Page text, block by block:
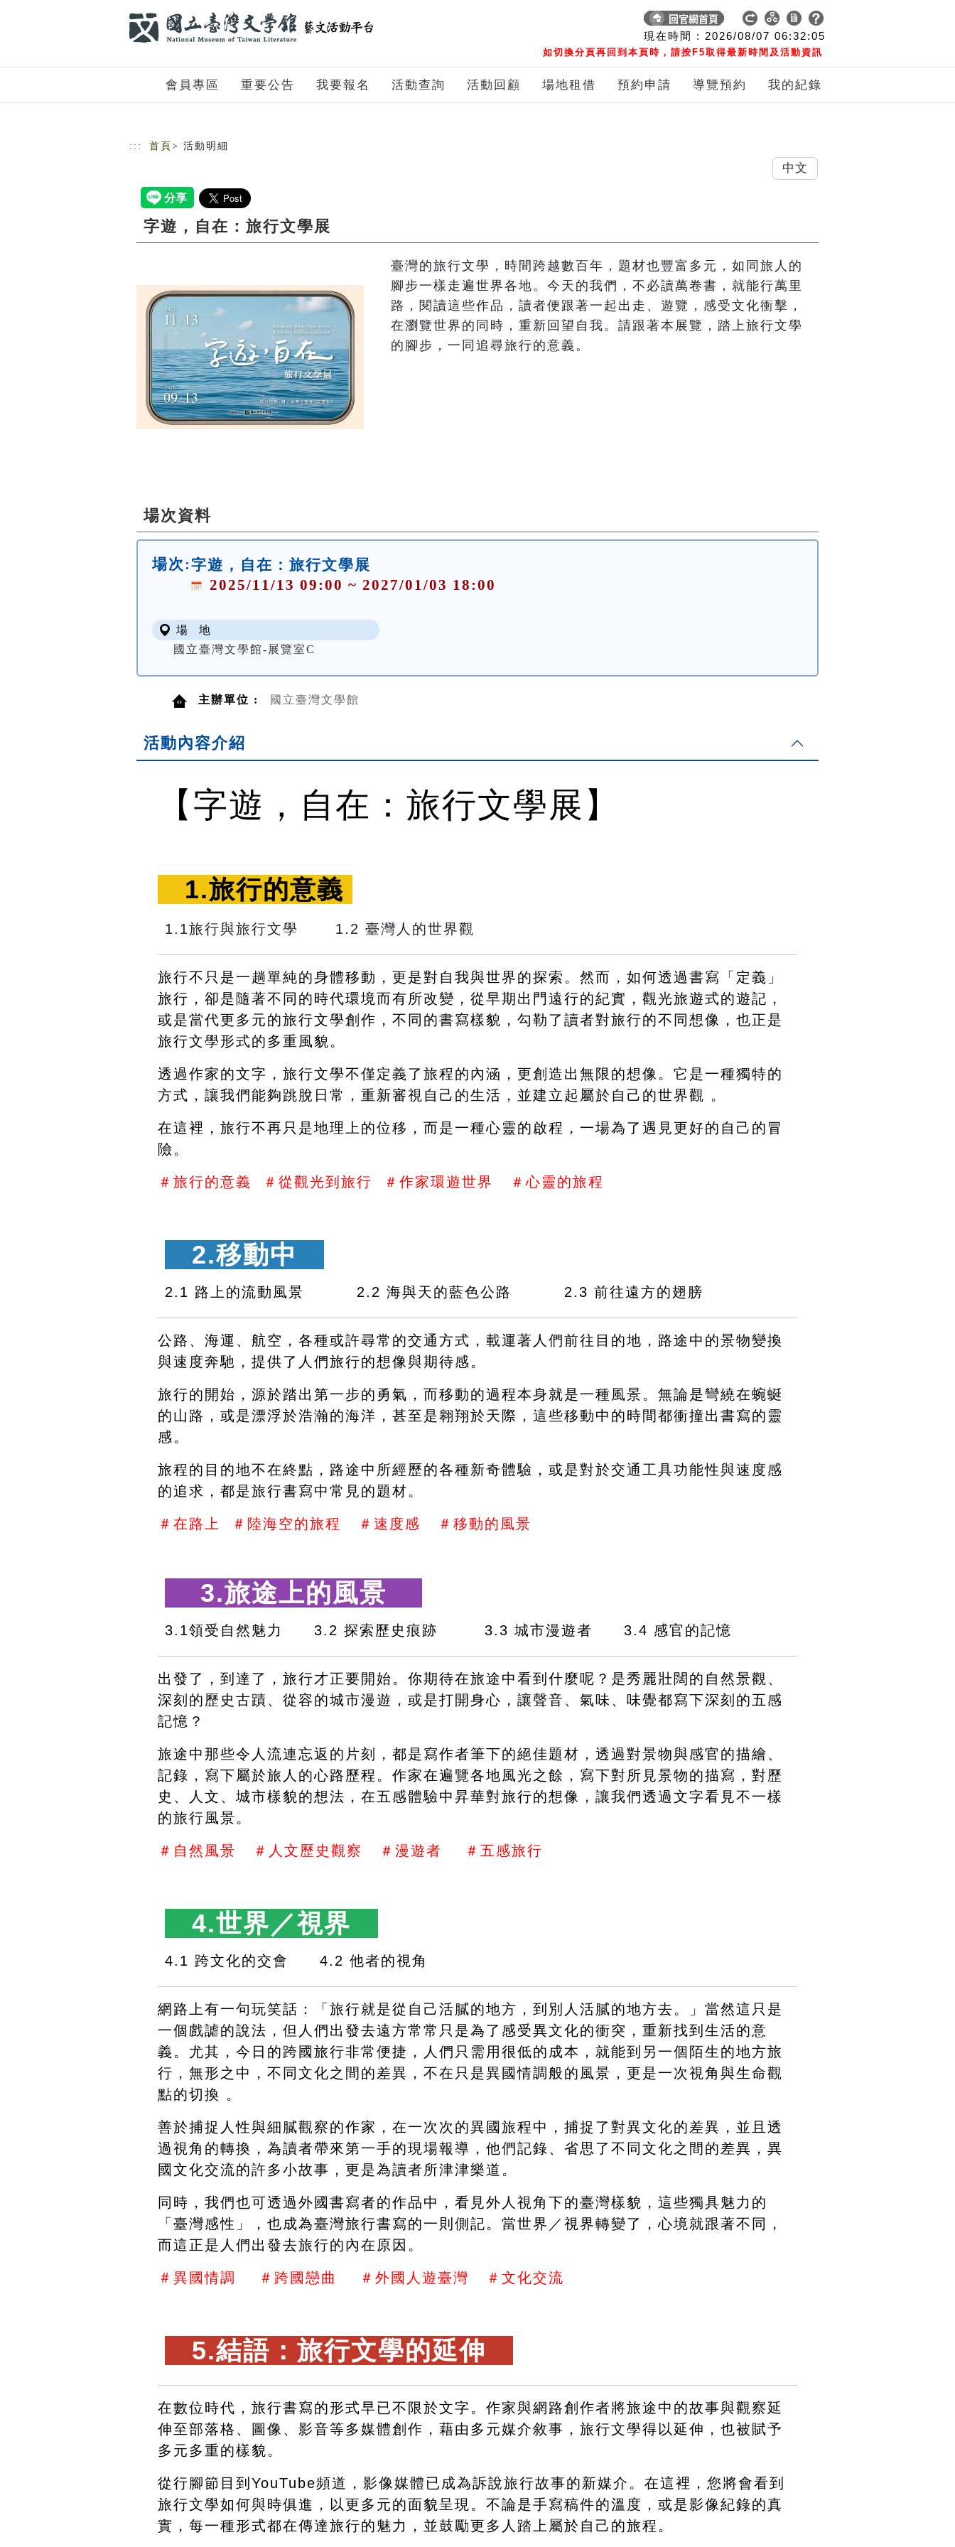
現在時間 : 2026/08/07 06:32:06
如切換分頁再回到本頁時，請按F5取得最新時間及活動資訊
會員專區 重要公告 我要報名 活動查詢 活動回顧 場地租借 預約申請 導覽預約 我的紀錄
::: 首頁 > 活動明細
字遊，自在：旅行文學展
臺灣的旅行文學，時間跨越數百年，題材也豐富多元，如同旅人的
腳步一樣走遍世界各地。今天的我們，不必讀萬卷書，就能行萬里
路，閱讀這些作品，讀者便跟著一起出走、遊覽，感受文化衝擊，
在瀏覽世界的同時，重新回望自我。請跟著本展覽，踏上旅行文學
場次資料
場次:字遊，自在：旅行文學展
2025/11/13 09:00 ~ 2027/01/03 18:00
場 地
國立臺灣文學館-展覽室C
主辦單位 : 國立臺灣文學館
活動內容介紹
【字遊，自在：旅行文學展】
1.旅行的意義
1.1旅行與旅行文學　　 1.2 臺灣人的世界觀
旅行不只是一趟單純的身體移動，更是對自我與世界的探索。然而，如何透過書寫「定義」
旅行，卻是隨著不同的時代環境而有所改變，從早期出門遠行的紀實，觀光旅遊式的遊記，
或是當代更多元的旅行文學創作，不同的書寫樣貌，勾勒了讀者對旅行的不同想像，也正是
旅行文學形式的多重風貌。
透過作家的文字，旅行文學不僅定義了旅程的內涵，更創造出無限的想像。它是一種獨特的
方式，讓我們能夠跳脫日常，重新審視自己的生活，並建立起屬於自己的世界觀 。
在這裡，旅行不再只是地理上的位移，而是一種心靈的啟程，一場為了遇見更好的自己的冒
險。
＃旅行的意義  ＃從觀光到旅行  ＃作家環遊世界   ＃心靈的旅程
2.移動中
2.1 路上的流動風景 　　　2.2 海與天的藍色公路 　　　2.3 前往遠方的翅膀
公路、海運、航空，各種或許尋常的交通方式，載運著人們前往目的地，路途中的景物變換
與速度奔馳，提供了人們旅行的想像與期待感。
旅行的開始，源於踏出第一步的勇氣，而移動的過程本身就是一種風景。無論是彎繞在蜿蜒
的山路，或是漂浮於浩瀚的海洋，甚至是翱翔於天際，這些移動中的時間都衝撞出書寫的靈
感。
旅程的目的地不在終點，路途中所經歷的各種新奇體驗，或是對於交通工具功能性與速度感
的追求，都是旅行書寫中常見的題材。
＃在路上  ＃陸海空的旅程   ＃速度感   ＃移動的風景
3.旅途上的風景
3.1領受自然魅力　　3.2 探索歷史痕跡　　　3.3 城市漫遊者　　3.4 感官的記憶
出發了，到達了，旅行才正要開始。你期待在旅途中看到什麼呢？是秀麗壯闊的自然景觀、
深刻的歷史古蹟、從容的城市漫遊，或是打開身心，讓聲音、氣味、味覺都寫下深刻的五感
記憶？
旅途中那些令人流連忘返的片刻，都是寫作者筆下的絕佳題材，透過對景物與感官的描繪、
記錄，寫下屬於旅人的心路歷程。作家在遍覽各地風光之餘，寫下對所見景物的描寫，對歷
史、人文、城市樣貌的想法，在五感體驗中昇華對旅行的想像，讓我們透過文字看見不一樣
的旅行風景。
＃自然風景   ＃人文歷史觀察   ＃漫遊者    ＃五感旅行
4.世界／視界
4.1 跨文化的交會　　4.2 他者的視角
網路上有一句玩笑話：「旅行就是從自己活膩的地方，到別人活膩的地方去。」當然這只是
一個戲謔的說法，但人們出發去遠方常常只是為了感受異文化的衝突，重新找到生活的意
義。尤其，今日的跨國旅行非常便捷，人們只需用很低的成本，就能到另一個陌生的地方旅
行，無形之中，不同文化之間的差異，不在只是異國情調般的風景，更是一次視角與生命觀
點的切換 。
善於捕捉人性與細膩觀察的作家，在一次次的異國旅程中，捕捉了對異文化的差異，並且透
過視角的轉換，為讀者帶來第一手的現場報導，他們記錄、省思了不同文化之間的差異，異
國文化交流的許多小故事，更是為讀者所津津樂道。
同時，我們也可透過外國書寫者的作品中，看見外人視角下的臺灣樣貌，這些獨具魅力的
「臺灣感性」，也成為臺灣旅行書寫的一則側記。當世界／視界轉變了，心境就跟著不同，
而這正是人們出發去旅行的內在原因。
＃異國情調    ＃跨國戀曲    ＃外國人遊臺灣   ＃文化交流
5.結語：旅行文學的延伸
在數位時代，旅行書寫的形式早已不限於文字。作家與網路創作者將旅途中的故事與觀察延
伸至部落格、圖像、影音等多媒體創作，藉由多元媒介敘事，旅行文學得以延伸，也被賦予
多元多重的樣貌。
從行腳節目到YouTube頻道，影像媒體已成為訴說旅行故事的新媒介。在這裡，您將會看到
旅行文學如何與時俱進，以更多元的面貌呈現。不論是手寫稿件的溫度，或是影像紀錄的真
實，每一種形式都在傳達旅行的魅力，並鼓勵更多人踏上屬於自己的旅程。